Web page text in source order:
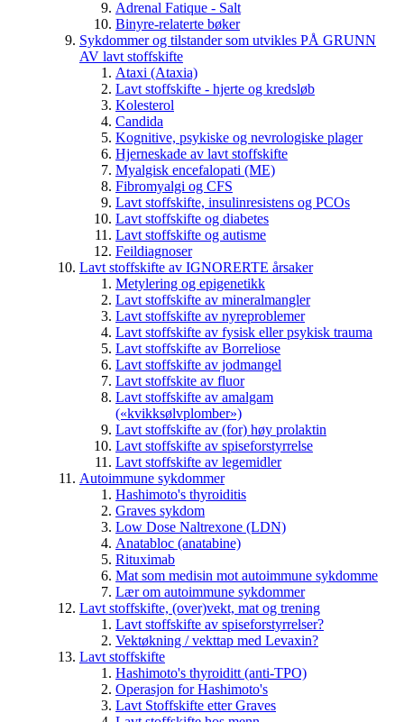
Adrenal Fatique - Salt
Binyre-relaterte bøker
Sykdommer og tilstander som utvikles PÅ GRUNN
AV lavt stoffskifte
Ataxi (Ataxia)
Lavt stoffskifte - hjerte og kredsløb
Kolesterol
Candida
Kognitive, psykiske og nevrologiske plager
Hjerneskade av lavt stoffskifte
Myalgisk encefalopati (ME)
Fibromyalgi og CFS
Lavt stoffskifte, insulinresistens og PCOs
Lavt stoffskifte og diabetes
Lavt stoffskifte og autisme
Feildiagnoser
Lavt stoffskifte av IGNORERTE årsaker
Metylering og epigenetikk
Lavt stoffskifte av mineralmangler
Lavt stoffskifte av nyreproblemer
Lavt stoffskifte av fysisk eller psykisk trauma
Lavt stoffskifte av Borreliose
Lavt stoffskifte av jodmangel
Lavt stoffskite av fluor
Lavt stoffskifte av amalgam
(«kvikksølvplomber»)
Lavt stoffskifte av (for) høy prolaktin
Lavt stoffskifte av spiseforstyrrelse
Lavt stoffskifte av legemidler
Autoimmune sykdommer
Hashimoto's thyroiditis
Graves sykdom
Low Dose Naltrexone (LDN)
Anatabloc (anatabine)
Rituximab
Mat som medisin mot autoimmune sykdomme
Lær om autoimmune sykdommer
Lavt stoffskifte, (over)vekt, mat og trening
Lavt stoffskifte av spiseforstyrrelser?
Vektøkning / vekttap med Levaxin?
Lavt stoffskifte
Hashimoto's thyroiditt (anti-TPO)
Operasjon for Hashimoto's
Lavt Stoffskifte etter Graves